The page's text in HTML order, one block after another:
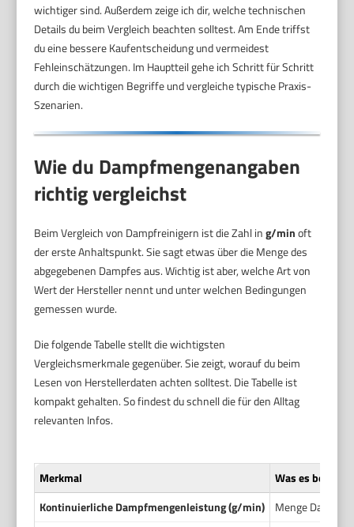
wichtiger sind. Außerdem zeige ich dir, welche technischen
Details du beim Vergleich beachten solltest. Am Ende triffst
du eine bessere Kaufentscheidung und vermeidest
Fehleinschätzungen. Im Hauptteil gehe ich Schritt für Schritt
durch die wichtigen Begriffe und vergleiche typische Praxis-
Szenarien.
Wie du Dampfmengenangaben
richtig vergleichst
Beim Vergleich von Dampfreinigern ist die Zahl ing/minoft
der erste Anhaltspunkt. Sie sagt etwas über die Menge des
abgegebenen Dampfes aus. Wichtig ist aber, welche Art von
Wert der Hersteller nennt und unter welchen Bedingungen
gemessen wurde.
Die folgende Tabelle stellt die wichtigsten
Vergleichsmerkmale gegenüber. Sie zeigt, worauf du beim
Lesen von Herstellerdaten achten solltest. Die Tabelle ist
kompakt gehalten. So findest du schnell die für den Alltag
relevanten Infos.
Merkmal
Was es
Kontinuierliche Dampfmengenleistung (g/min)
Menge Dampf,